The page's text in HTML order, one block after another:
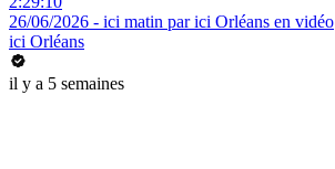
26/06/2026 - ici matin par ici Orléans en vidéo
ici Orléans
il y a 5 semaines